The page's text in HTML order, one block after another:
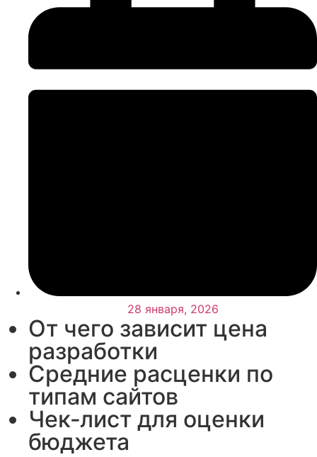
28 января, 2026
От чего зависит цена
разработки
Средние расценки по
типам сайтов
Чек‑лист для оценки
бюджета